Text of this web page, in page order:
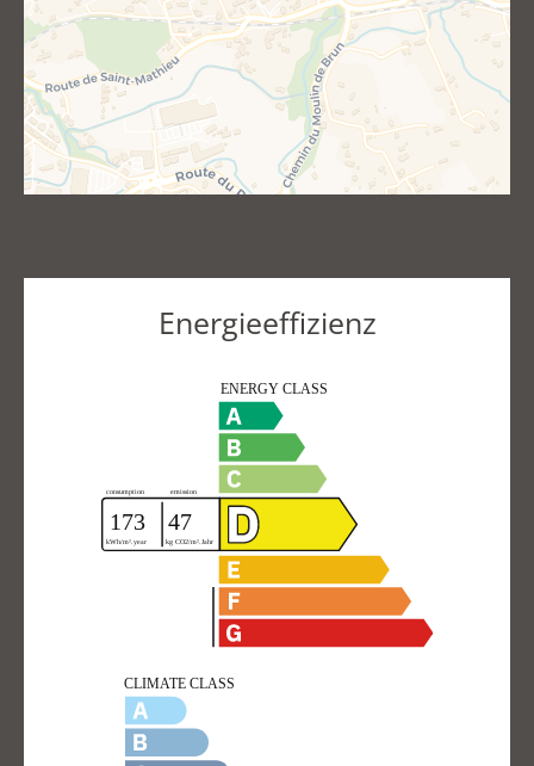
Energieeffizienz